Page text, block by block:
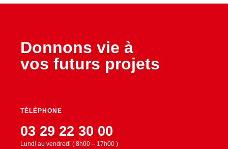
Donnons vie à
vos futurs projets
TÉLÉPHONE
03 29 22 30 00
Lundi au vendredi ( 8h00 – 17h00 )